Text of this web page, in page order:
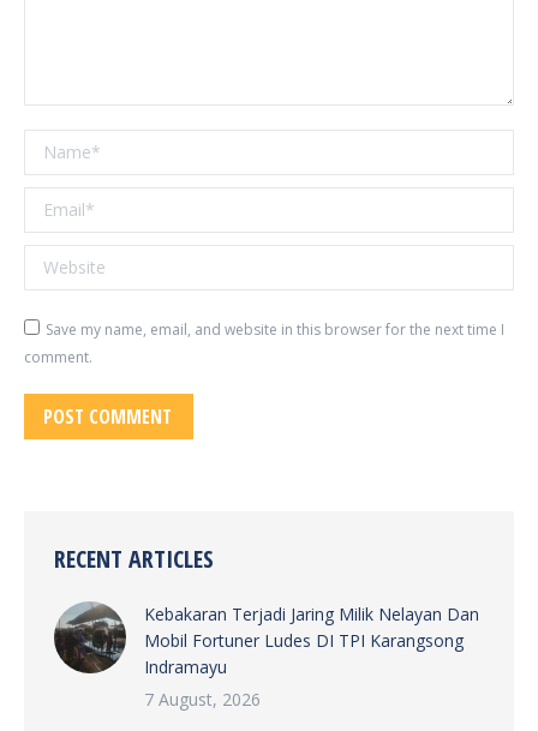
Name *
Email *
Website
Save my name, email, and website in this browser for the next time I
comment.
POST COMMENT
RECENT ARTICLES
Kebakaran Terjadi Jaring Milik Nelayan Dan
Mobil Fortuner Ludes DI TPI Karangsong
Indramayu
7 August, 2026